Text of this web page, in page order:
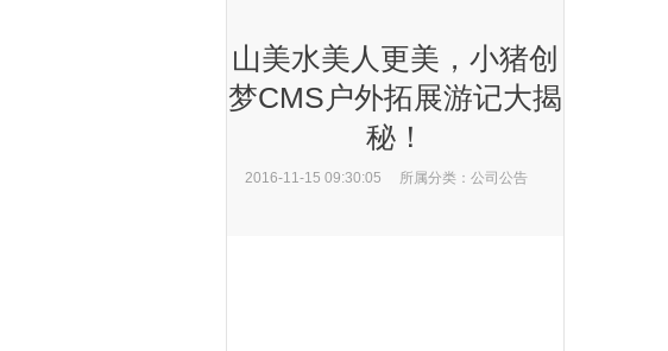
山美水美人更美，小猪创
梦CMS户外拓展游记大揭
秘！
2016-11-15 09:30:05 所属分类： 公司公告